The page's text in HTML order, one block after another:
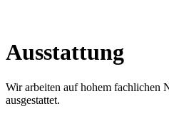
Ausstattung
Wir arbeiten auf hohem fachlichen
ausgestattet.